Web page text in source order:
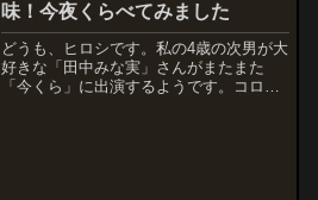
味！今夜くらべてみました
どうも、ヒロシです。私の4歳の次男が大
好きな「田中みな実」さんがまたまた
「今くら」に出演するようです。コロナ